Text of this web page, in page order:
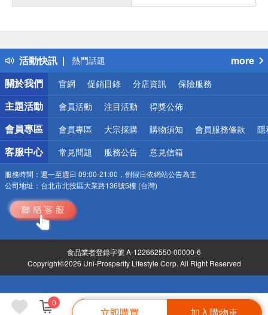
0
立即購買 加入購物車
活動快訊
得獎公告
熱門話題
銀行優惠
偏遠地區配送
詐騙網頁！請小心！
more
關於我們
官網 促銷目錄 分店資訊 保險服務
主題活動 會員活動 注目活動 得獎公佈
會員專區 會員專區 大宗採購 購物須知 會員服務條款 隱
客服中心 常見問題 服務公告 意見信箱
服務時間： 週一至週日 09:00-21:00，例假日依網站公告為主
公司地址： 台北市北投區大業路136號5樓 (台灣)
食品業者登錄字號 A-122662550-00000-6
Copyright©2026 Uni-Prosperity Lifestyle Corp. All Right Reserved